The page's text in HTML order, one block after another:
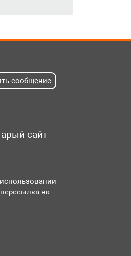
сообщение
сайт
на